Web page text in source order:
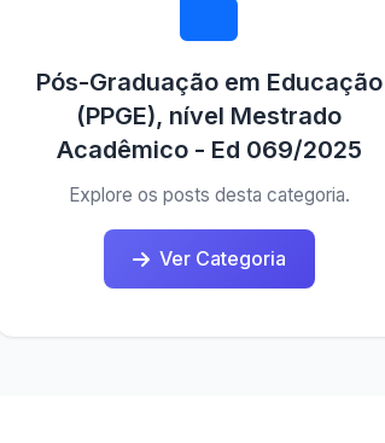
Pós-Graduação em Educação
(PPGE), nível Mestrado
Acadêmico - Ed 069/2025
Explore os posts desta categoria.
Ver Categoria